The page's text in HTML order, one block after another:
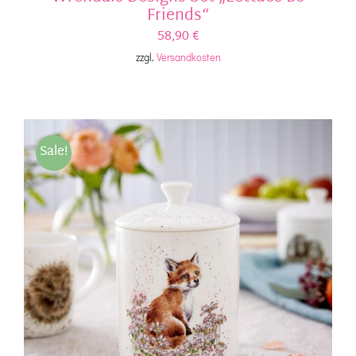
Friends“
58,90€
zzgl. Versandkosten
Sale!